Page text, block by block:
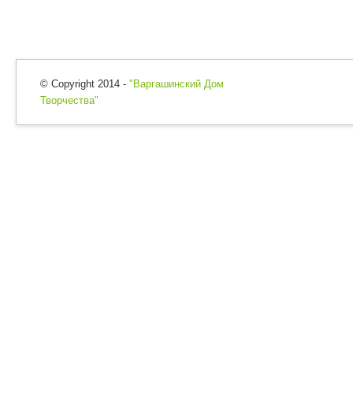
© Copyright 2014 - "Варгашинский Дом
Творчества"